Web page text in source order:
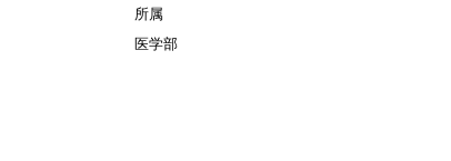
所属
医学部